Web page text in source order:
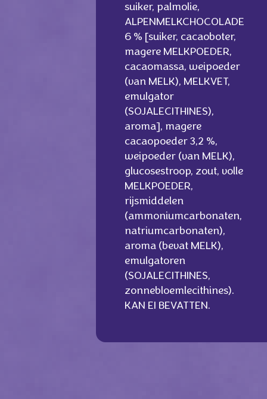
suiker, palmolie,
ALPENMELKCHOCOLADE
6 % [suiker, cacaoboter,
magere MELKPOEDER,
cacaomassa, weipoeder
(van MELK), MELKVET,
emulgator
(SOJALECITHINES),
aroma], magere
cacaopoeder 3,2 %,
weipoeder (van MELK),
glucosestroop, zout, volle
MELKPOEDER,
rijsmiddelen
(ammoniumcarbonaten,
natriumcarbonaten),
aroma (bevat MELK),
emulgatoren
(SOJALECITHINES,
zonnebloemlecithines).
KAN EI BEVATTEN.